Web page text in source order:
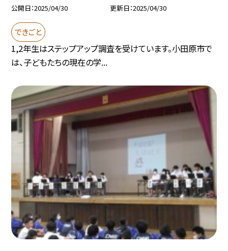
公開日 2025/04/30 更新日 2025/04/30
できごと
1,2年生はステップアップ調査を受けています。小田原市で
は、子どもたちの現在の学...